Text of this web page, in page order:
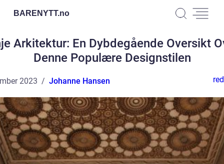
BARENYTT.no
Arkitektur: En Dybdegående Oversikt
Denne Populære Designstilen
2023 Johanne Hansen